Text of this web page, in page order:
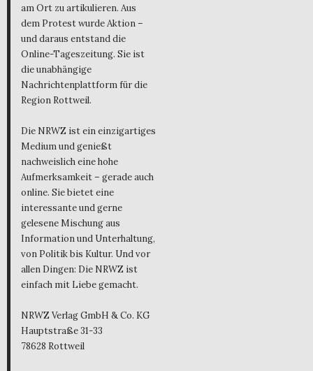
am Ort zu artikulieren. Aus
dem Protest wurde Aktion –
und daraus entstand die
Online-Tageszeitung. Sie ist
die unabhängige
Nachrichtenplattform für die
Region Rottweil.
Die NRWZ ist ein einzigartiges
Medium und genießt
nachweislich eine hohe
Aufmerksamkeit – gerade auch
online. Sie bietet eine
interessante und gerne
gelesene Mischung aus
Information und Unterhaltung,
von Politik bis Kultur. Und vor
allen Dingen: Die NRWZ ist
einfach mit Liebe gemacht.
NRWZ Verlag GmbH & Co. KG
Hauptstraße 31-33
78628 Rottweil